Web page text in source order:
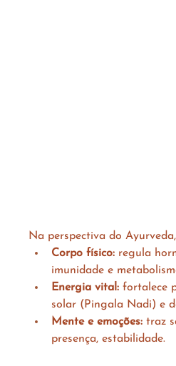
Na perspectiva do
Corpo físico: regula
imunidade e
Energia vital: fortalece
solar (Pingala Nadi) e
Mente e emoções: traz
presença, estabilidade.